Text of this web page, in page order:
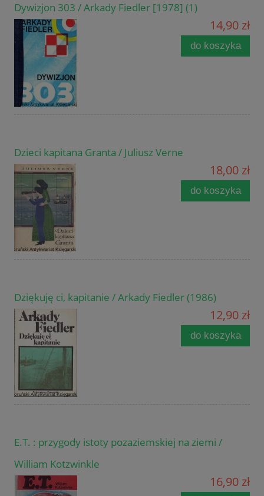
Dywizjon 303 / Arkady Fiedler [1978] (1)
14,90 zł
do koszyka
Dzieci kapitana Granta / Juliusz Verne
18,00 zł
do koszyka
Dziękuję ci, kapitanie / Arkady Fiedler (1986)
12,90 zł
do koszyka
E.T. : przygody istoty pozaziemskiej na ziemi /
William Kotzwinkle
16,90 zł